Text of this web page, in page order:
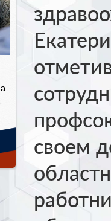
своем